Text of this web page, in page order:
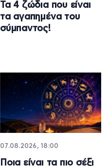
Τα 4 ζώδια που είναι
τα αγαπημένα του
σύμπαντος!
07.08.2026, 18:00
Ποια είναι τα πιο σέξι